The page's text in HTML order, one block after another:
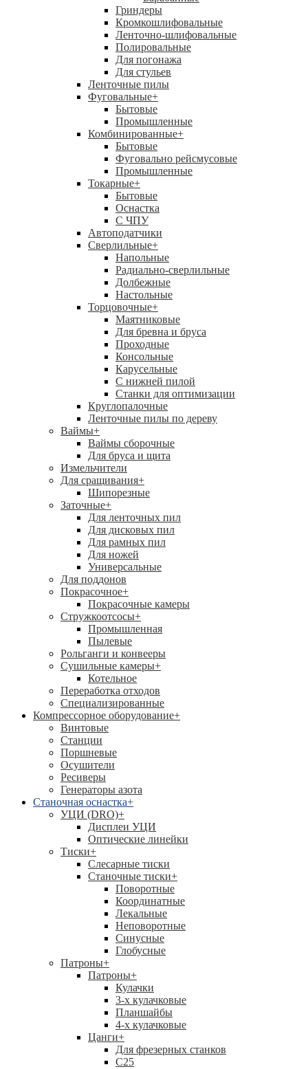
Гриндеры
Кромкошлифовальные
Ленточно-шлифовальные
Полировальные
Для погонажа
Для стульев
Ленточные пилы
Фуговальные+
Бытовые
Промышленные
Комбинированные+
Бытовые
Фуговально рейсмусовые
Промышленные
Токарные+
Бытовые
Оснастка
С ЧПУ
Автоподатчики
Сверлильные+
Напольные
Радиально-сверлильные
Долбежные
Настольные
Торцовочные+
Маятниковые
Для бревна и бруса
Проходные
Консольные
Карусельные
С нижней пилой
Станки для оптимизации
Круглопалочные
Ленточные пилы по дереву
Ваймы+
Ваймы сборочные
Для бруса и щита
Измельчители
Для сращивания+
Шипорезные
Заточные+
Для ленточных пил
Для дисковых пил
Для рамных пил
Для ножей
Универсальные
Для поддонов
Покрасочное+
Покрасочные камеры
Стружкоотсосы+
Промышленная
Пылевые
Рольганги и конвееры
Сушильные камеры+
Котельное
Переработка отходов
Специализированные
Компрессорное оборудование+
Винтовые
Станции
Поршневые
Осушители
Ресиверы
Генераторы азота
Станочная оснастка+
УЦИ (DRO)+
Дисплеи УЦИ
Оптические линейки
Тиски+
Слесарные тиски
Станочные тиски+
Поворотные
Координатные
Лекальные
Неповоротные
Синусные
Глобусные
Патроны+
Патроны+
Кулачки
3-х кулачковые
Планшайбы
4-х кулачковые
Цанги+
Для фрезерных станков
С25